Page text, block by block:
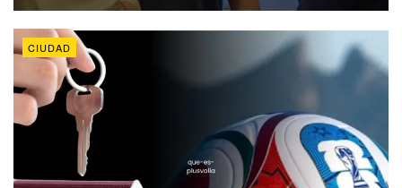
CIUDAD